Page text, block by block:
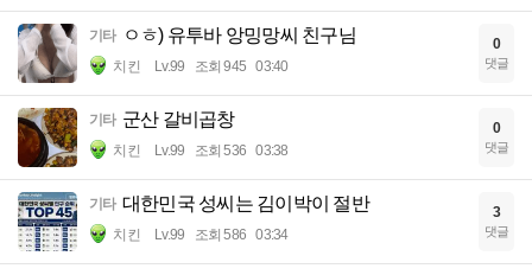
기타 ㅇㅎ) 유투바 앙밍망씨 친구님
치킨 Lv.99 조회 945 03:40
0
댓글
기타 군산 갈비곱창
치킨 Lv.99 조회 536 03:38
0
댓글
기타 대한민국 성씨는 김이박이 절반
치킨 Lv.99 조회 586 03:34
3
댓글